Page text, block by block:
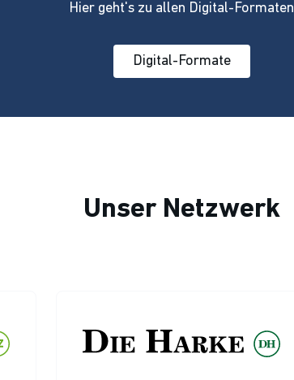
Hier geht's zu allen Digital-Formaten
Digital-Formate
Unser Netzwerk